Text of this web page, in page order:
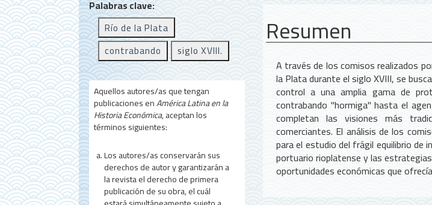
l
a
t
e
r
a
l
d
e
l
Palabras clave:
Río de la Plata
contrabando
siglo XVIII.
Aquellos autores/as que tengan
publicaciones enAmérica Latina en la
Historia Económica, aceptan los
términos siguientes:
Los autores/as conservarán sus
derechos de autor y garantizarán a
la revista el derecho de primera
publicación de su obra, el cuál
Resumen
A través de los comisos realizados
la Plata durante el siglo XVIII, se
control a una amplia gama de
contrabando "hormiga" hasta el
completan las visiones más
comerciantes. El análisis de los
para el estudio del frágil equilibrio de
portuario rioplatense y las
oportunidades económicas que